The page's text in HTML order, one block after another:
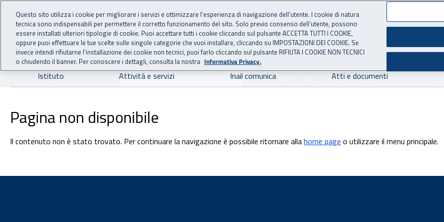
Vai al menu principale
Vai al contenuto principale
INAIL - Istituto Nazionale per l'Assicurazione
Navigazione principale
Istituto Attività e servizi Inail comunica Atti e documenti
Pagina non disponibile
Il contenuto non è stato trovato. Per continuare la navigazione è possibile ritornare allahome page o utilizzare il menu principale.
Questo sito utilizza i cookie per migliorare i servizi e ottimizzare l’esperienza di navigazione dell’utente. I cookie di natura
tecnica sono indispensabili per permettere il corretto funzionamento del sito. Solo previo consenso dell’utente, possono
essere installati ulteriori tipologie di cookie. Puoi accettare tutti i cookie cliccando sul pulsante ACCETTA TUTTI I COOKIE,
oppure puoi effettuare le tue scelte sulle singole categorie che vuoi installare, cliccando su IMPOSTAZIONI DEI COOKIE. Se
invece intendi rifiutarne l’installazione dei cookie non tecnici, puoi farlo cliccando sul pulsante RIFIUTA I COOKIE NON TECNICI
o chiudendo il banner. Per conoscere i dettagli, consulta la nostra Informativa Privacy.